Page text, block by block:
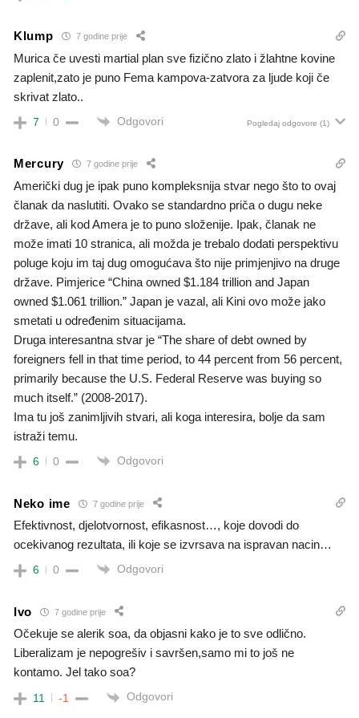
Klump 7 godine prije
Murica če uvesti martial plan sve fizično zlato i žlahtne kovine
zaplenit,zato je puno Fema kampova-zatvora za ljude koji če
skrivat zlato..
7 0 Odgovori Pogledaj odgovore (1)
Mercury 7 godine prije
Američki dug je ipak puno kompleksnija stvar nego što to ovaj
članak da naslutiti. Ovako se standardno priča o dugu neke
države, ali kod Amera je to puno složenije. Ipak, članak ne
može imati 10 stranica, ali možda je trebalo dodati perspektivu
poluge koju im taj dug omogućava što nije primjenjivo na druge
države. Pimjerice “China owned $1.184 trillion and Japan
owned $1.061 trillion.” Japan je vazal, ali Kini ovo može jako
smetati u određenim situacijama.
Druga interesantna stvar je “The share of debt owned by
foreigners fell in that time period, to 44 percent from 56 percent,
primarily because the U.S. Federal Reserve was buying so
much itself.” (2008-2017).
Ima tu još zanimljivih stvari, ali koga interesira, bolje da sam
istraži temu.
6 0 Odgovori
Neko ime 7 godine prije
Efektivnost, djelotvornost, efikasnost…, koje dovodi do
ocekivanog rezultata, ili koje se izvrsava na ispravan nacin…
6 0 Odgovori
Ivo 7 godine prije
Očekuje se alerik soa, da objasni kako je to sve odlično.
Liberalizam je nepogrešiv i savršen,samo mi to još ne
kontamo. Jel tako soa?
11 -1 Odgovori